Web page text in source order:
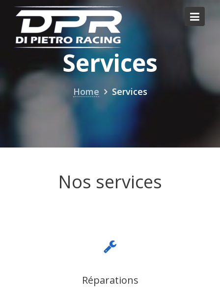
content
Services
Home Services
Nos services
Réparations